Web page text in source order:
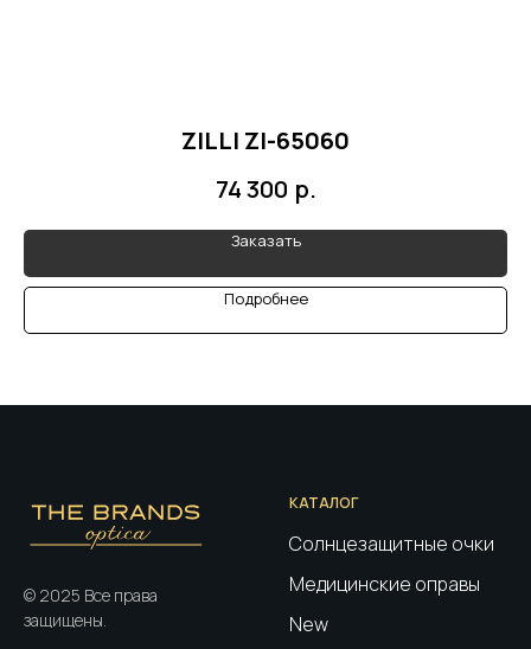
ZILLI ZI-65060
74 300 р.
Заказать
Подробнее
© 2025 Все права
защищены.
КАТАЛОГ
Солнцезащитные очки
Медицинские оправы
New